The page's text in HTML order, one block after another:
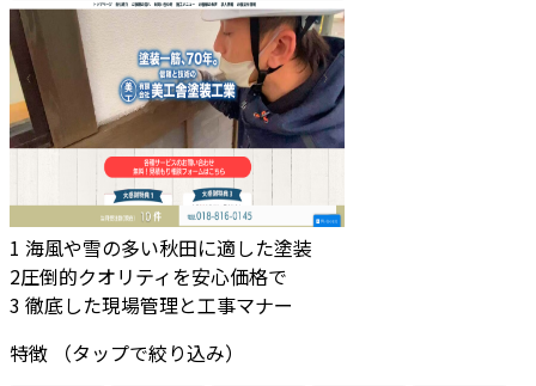
1 海風や雪の多い秋田に適した塗装
2​圧倒的クオリティを安心価格で
3 徹底した現場管理と工事マナー
特徴
（タップで絞り込み）